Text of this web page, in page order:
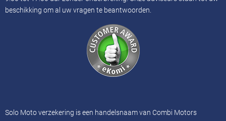
beschikking om al uw vragen te beantwoorden.
Solo Moto verzekering is een handelsnaam van Combi Motors